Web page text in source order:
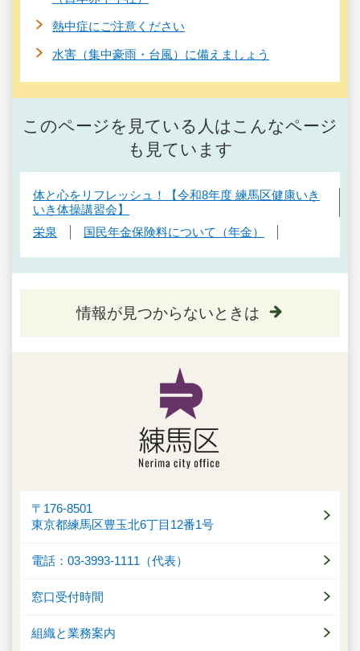
熱中症にご注意ください
水害（集中豪雨・台風）に備えましょう
このページを見ている人はこんなページ
も見ています
体と心をリフレッシュ！【令和8年度 練馬区健康いき
いき体操講習会】
栄泉
国民年金保険料について（年金）
情報が見つからないときは
〒176-8501
東京都練馬区豊玉北6丁目12番1号
電話：03-3993-1111（代表）
窓口受付時間
組織と業務案内